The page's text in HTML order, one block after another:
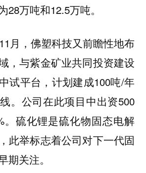
28万吨和12.5万吨。
月，佛塑科技又前瞻性地布
，与紫金矿业共同投资建设
试平台，计划建成100吨/年
。公司在此项目中出资500
。硫化锂是硫化物固态电解
此举标志着公司对下一代固
期关注。